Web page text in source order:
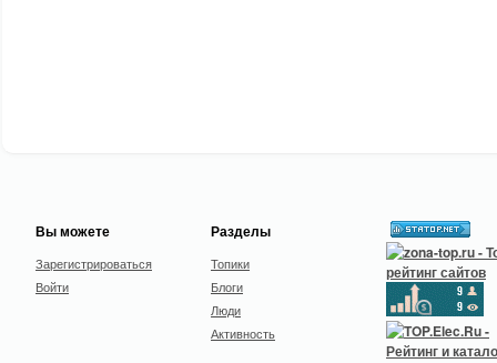
Вы можете
Зарегистрироваться
Войти
Разделы
Топики
Блоги
Люди
Активность